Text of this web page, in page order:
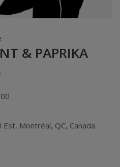
& PAPRIKA
Est, Montréal, QC, Canada